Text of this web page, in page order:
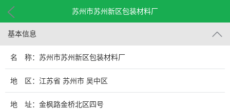
苏州市苏州新区包装材料厂
基本信息
名 称：苏州市苏州新区包装材料厂
地 区：江苏省 苏州市 吴中区
地 址：金枫路金桥北区四号